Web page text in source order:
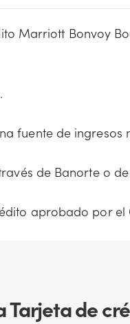
Marriott Bonvoy
fuente de
de Banorte o
aprobado por el
Tarjeta de